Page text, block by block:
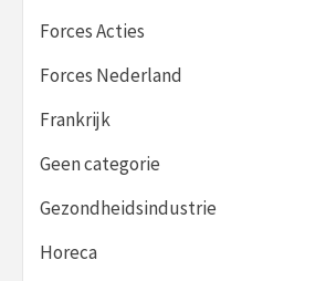
Forces Acties
Forces Nederland
Frankrijk
Geen categorie
Gezondheidsindustrie
Horeca